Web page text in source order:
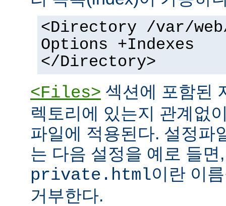
<Directory /var/
Options +Indexes
</Directory>
<Files> 섹션에 포함된
렉토리에 있는지 관계없
파일에 적용된다. 설정파
는 다음 설정을 예로 들
private.html이란 이
거부한다.